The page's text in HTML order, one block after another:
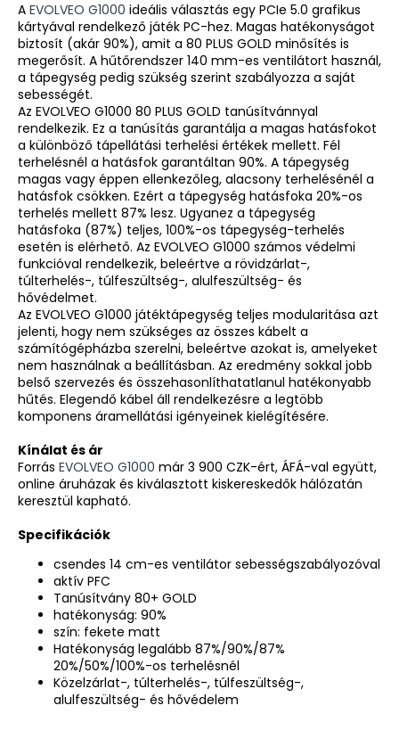
A EVOLVEO G1000 ideális választás egy PCIe 5.0 grafikus
kártyával rendelkező játék PC-hez. Magas hatékonyságot
biztosít (akár 90%), amit a 80 PLUS GOLD minősítés is
megerősít. A hűtőrendszer 140 mm-es ventilátort használ,
a tápegység pedig szükség szerint szabályozza a saját
sebességét.
Az EVOLVEO G1000 80 PLUS GOLD tanúsítvánnyal
rendelkezik. Ez a tanúsítás garantálja a magas hatásfokot
a különböző tápellátási terhelési értékek mellett. Fél
terhelésnél a hatásfok garantáltan 90%. A tápegység
magas vagy éppen ellenkezőleg, alacsony terhelésénél a
hatásfok csökken. Ezért a tápegység hatásfoka 20%-os
terhelés mellett 87% lesz. Ugyanez a tápegység
hatásfoka (87%) teljes, 100%-os tápegység-terhelés
esetén is elérhető. Az EVOLVEO G1000 számos védelmi
funkcióval rendelkezik, beleértve a rövidzárlat-,
túlterhelés-, túlfeszültség-, alulfeszültség- és
hővédelmet.
Az EVOLVEO G1000 játéktápegység teljes modularitása azt
jelenti, hogy nem szükséges az összes kábelt a
számítógépházba szerelni, beleértve azokat is, amelyeket
nem használnak a beállításban. Az eredmény sokkal jobb
belső szervezés és összehasonlíthatatlanul hatékonyabb
hűtés. Elegendő kábel áll rendelkezésre a legtöbb
komponens áramellátási igényeinek kielégítésére.
Kínálat és ár
Forrás EVOLVEO G1000 már 3 900 CZK-ért, ÁFÁ-val együtt,
online áruházak és kiválasztott kiskereskedők hálózatán
keresztül kapható.
Specifikációk
csendes 14 cm-es ventilátor sebességszabályozóval
aktív PFC
Tanúsítvány 80+ GOLD
hatékonyság: 90%
szín: fekete matt
Hatékonyság legalább 87%/90%/87%
20%/50%/100%-os terhelésnél
Közelzárlat-, túlterhelés-, túlfeszültség-,
alulfeszültség- és hővédelem